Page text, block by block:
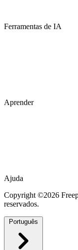
Ferramentas de IA
Aprender
Ajuda
Copyright ©2026
reservados.
Português